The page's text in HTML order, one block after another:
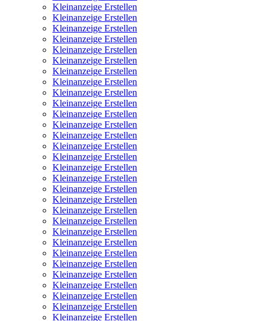
Kleinanzeige Erstellen
Kleinanzeige Erstellen
Kleinanzeige Erstellen
Kleinanzeige Erstellen
Kleinanzeige Erstellen
Kleinanzeige Erstellen
Kleinanzeige Erstellen
Kleinanzeige Erstellen
Kleinanzeige Erstellen
Kleinanzeige Erstellen
Kleinanzeige Erstellen
Kleinanzeige Erstellen
Kleinanzeige Erstellen
Kleinanzeige Erstellen
Kleinanzeige Erstellen
Kleinanzeige Erstellen
Kleinanzeige Erstellen
Kleinanzeige Erstellen
Kleinanzeige Erstellen
Kleinanzeige Erstellen
Kleinanzeige Erstellen
Kleinanzeige Erstellen
Kleinanzeige Erstellen
Kleinanzeige Erstellen
Kleinanzeige Erstellen
Kleinanzeige Erstellen
Kleinanzeige Erstellen
Kleinanzeige Erstellen
Kleinanzeige Erstellen
Kleinanzeige Erstellen